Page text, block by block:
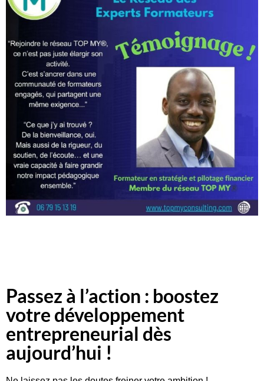
Passez à l’action : boostez
votre développement
entrepreneurial dès
aujourd’hui !